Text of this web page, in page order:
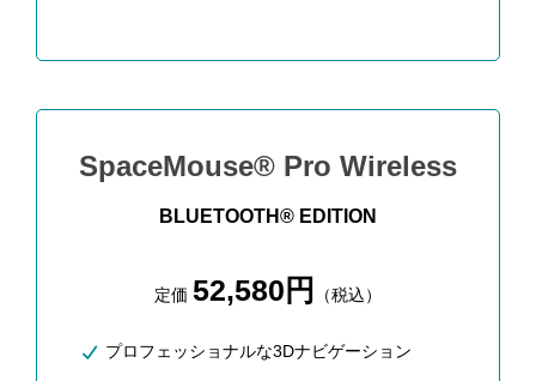
SpaceMouse® Pro Wireless
BLUETOOTH® EDITION
定価 52,580円 （税込）
プロフェッショナルな3Dナビゲーション